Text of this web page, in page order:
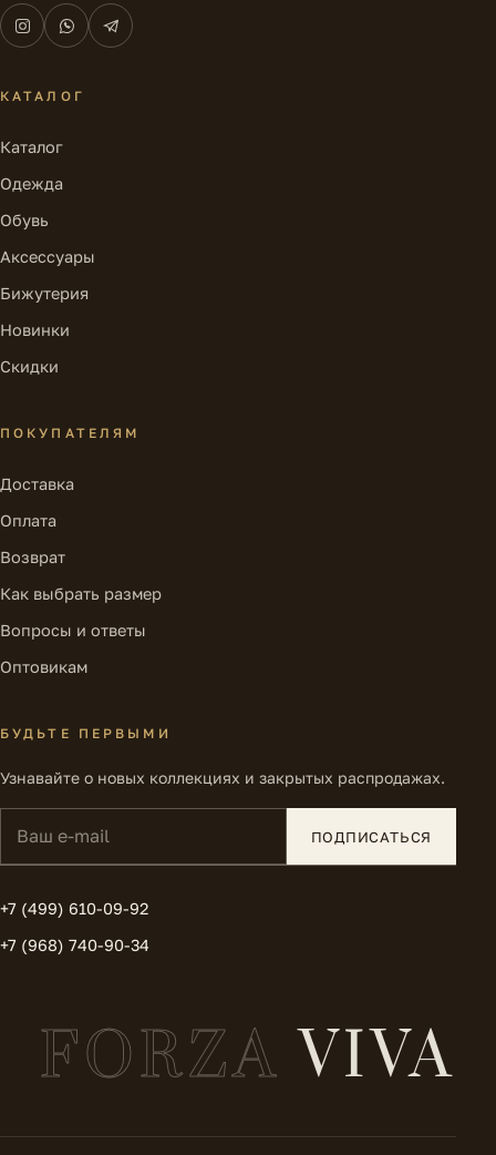
КАТАЛОГ
Каталог
Одежда
Обувь
Аксессуары
Бижутерия
Новинки
Скидки
ПОКУПАТЕЛЯМ
Доставка
Оплата
Возврат
Как выбрать размер
Вопросы и ответы
Оптовикам
БУДЬТЕ ПЕРВЫМИ
Узнавайте о новых коллекциях и закрытых распродажах.
ПОДПИСАТЬСЯ
+7 (499) 610-09-92
+7 (968) 740-90-34
FORZAVIVA